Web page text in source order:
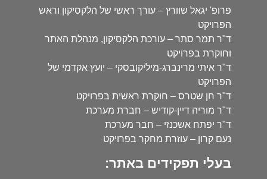
פרופ' יגאל שוורץ – עורך ראשי של הלקסיקון וראש
הפרויקט
ד"ר תמר סתר – עורכת הלקסיקון, מנהלת האתר
וחוקרת בפרויקט
ד"ר איתי מרינברג-מיליקובסקי – יועץ אקדמי של
הפרויקט
ד"ר חן שטרס – חוקרת ראשית בפרויקט
ד"ר מוריה דיין-קודיש – חברת מערכת
ד"ר יפתח אשכנזי – חבר מערכת
נעם קרון – עוזרת מחקר בפרויקט
בעלי תפקידים באתר: